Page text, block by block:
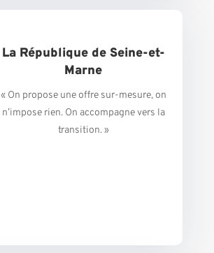
La République de Seine-et-
Marne
« On propose une offre sur-mesure, on
n’impose rien. On accompagne vers la
transition. »